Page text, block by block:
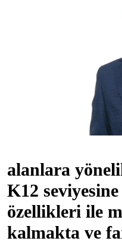
alanlara
K12
özellikleri ile
kalmakta ve